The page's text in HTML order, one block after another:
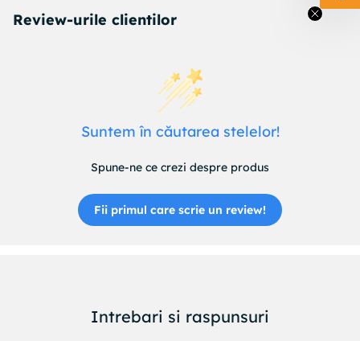
Review-urile clientilor
Suntem în căutarea stelelor!
Spune-ne ce crezi despre produs
Fii primul care scrie un review!
Intrebari si raspunsuri